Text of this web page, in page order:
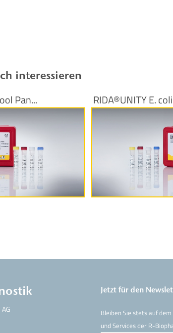
interessieren
Pan... RIDA®UNITY E.
Jetzt für den
Bleiben Sie stets auf
und Services der R-